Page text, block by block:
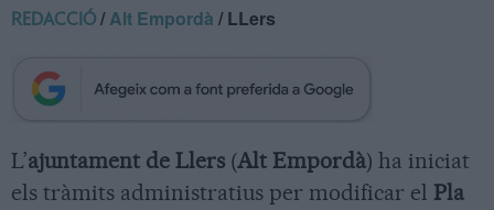
REDACCIÓ /Alt Empordà / LLers
L’ajuntament de Llers (Alt Empordà) ha iniciat
els tràmits administratius per modificar el Pla